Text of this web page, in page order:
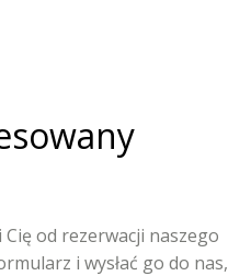
od rezerwacji naszego
i wysłać go do nas,